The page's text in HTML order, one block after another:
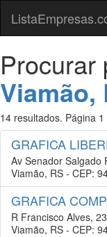
Procurar
Viamão,
14 resultados. Página 1
GRAFICA
Av Senador Salgado
Viamão, RS - CEP:
GRAFICA
R Francisco Alves,
Viamão, RS - CEP: